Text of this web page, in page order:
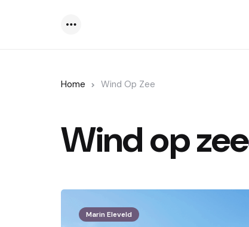
Home Wind Op Zee
Wind op zee
Marin Eleveld